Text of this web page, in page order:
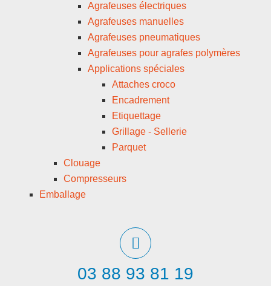
Agrafeuses électriques
Agrafeuses manuelles
Agrafeuses pneumatiques
Agrafeuses pour agrafes polymères
Applications spéciales
Attaches croco
Encadrement
Etiquettage
Grillage - Sellerie
Parquet
Clouage
Compresseurs
Emballage
03 88 93 81 19